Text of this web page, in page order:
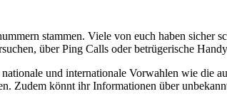
stammen. Viele von euch haben sicher
über Ping Calls oder betrügerische
und internationale Vorwahlen wie die
Zudem könnt ihr Informationen über